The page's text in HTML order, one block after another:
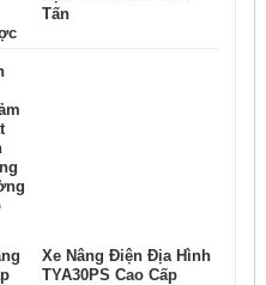
Tấn
Xe Nâng Điện Địa Hình
TYA30PS Cao Cấp